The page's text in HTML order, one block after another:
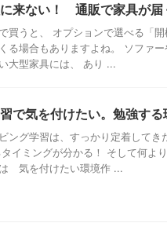
来ない！ 通販で家具が届
買うと、 オプションで選べる「
る場合もありますよね。 ソファ
大型家具には、 あり ...
で気を付けたい。勉強す
ング学習は、すっかり定着して
イミングが分かる！ そして何よ
気を付けたい環境作 ...